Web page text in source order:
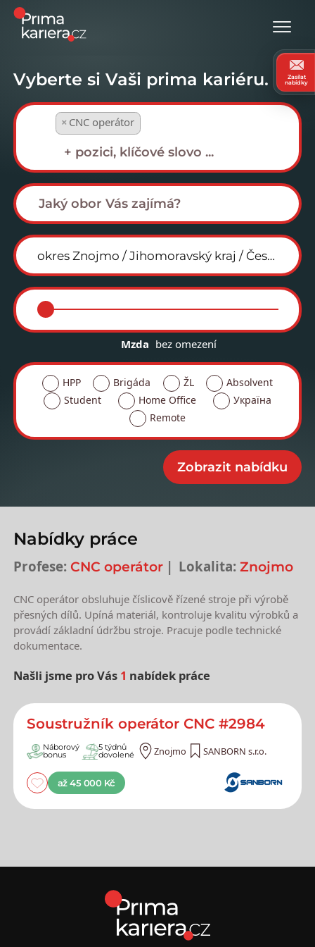
Vyberte si Vaši prima kariéru.
× CNC operátor
Mzda bez omezení
HPP Brigáda ŽL
Absolvent
Student
Home Office
Україна
Remote
Nabídky práce
Profese: CNC operátor Lokalita: Znojmo
CNC operátor obsluhuje číslicově řízené stroje při výrobě
přesných dílů. Upíná materiál, kontroluje kvalitu výrobků a
provádí základní údržbu stroje. Pracuje podle technické
dokumentace.
Našli jsme pro Vás 1 nabídek práce
Nejnovější nabídky práce
Soustružník operátor CNC #2984
Náborový
bonus
5 týdnů
dovolené Znojmo SANBORN s.r.o.
až 45 000 Kč
Zasílat
nabídky